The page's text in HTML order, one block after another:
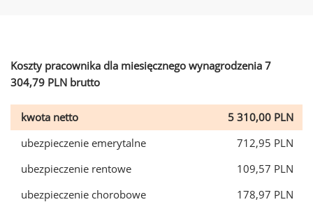
Koszty pracownika dla miesięcznego wynagrodzenia 7
304,79 PLN brutto
kwota netto
5 310,00 PLN
ubezpieczenie emerytalne
712,95 PLN
ubezpieczenie rentowe
109,57 PLN
ubezpieczenie chorobowe
178,97 PLN